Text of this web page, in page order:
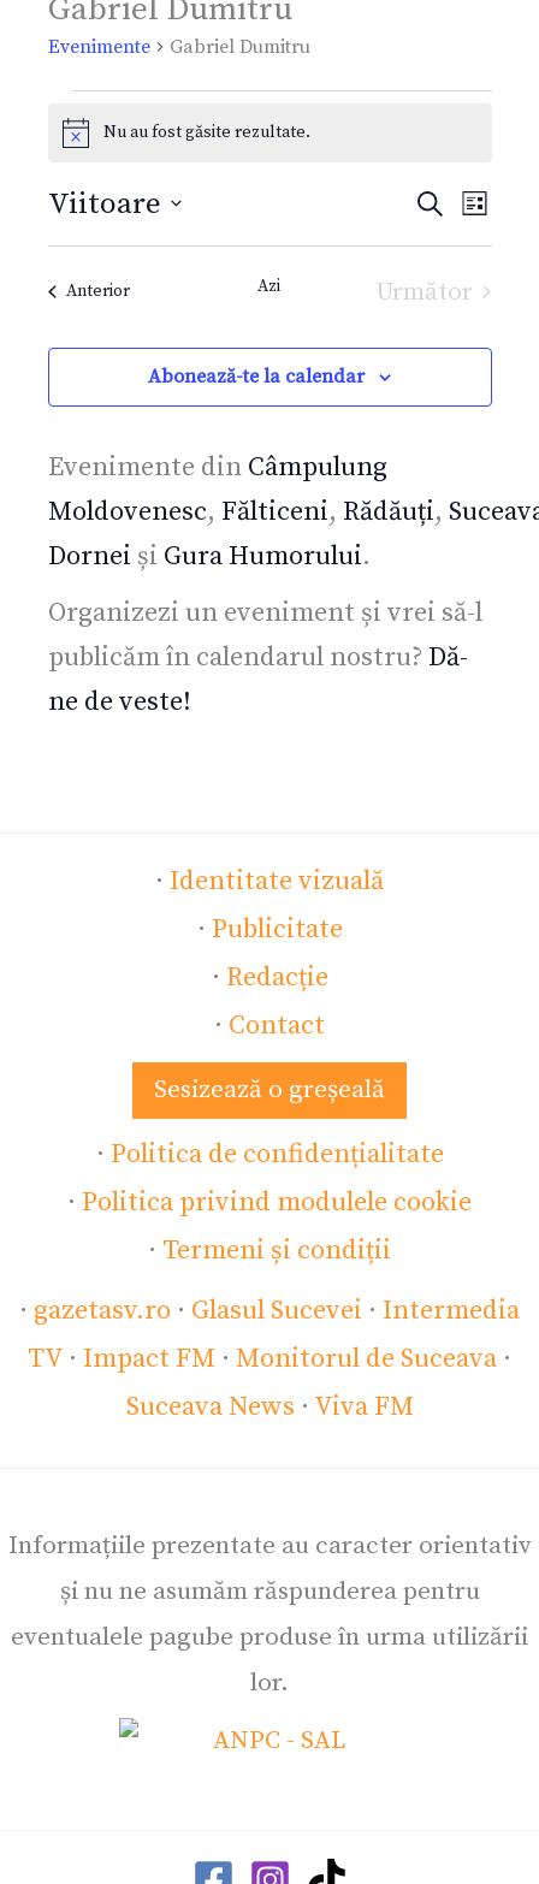
Gabriel Dumitru
Evenimente Gabriel Dumitru
Evenimente
NotificareNu au fost găsite rezultate.
Navigare
în
vizualizări
și
căutare
Caută
în
Listă
Viitoare
Selectează
data.
AnteriorEvenimente Azi
Următor
Abonează-te la calendar
Evenimente din Câmpulung
Moldovenesc, Fălticeni, Rădăuți,
Dornei și Gura Humorului.
Organizezi un eveniment și vrei să-l
publicăm în calendarul nostru? Dă-
ne de veste!
· Identitate vizuală
· Publicitate
· Redacție
· Contact
Sesizează o greșeală
· Politica de confidențialitate
· Politica privind modulele cookie
· Termeni și condiții
· gazetasv.ro · Glasul Sucevei · Intermedia
TV · Impact FM · Monitorul de Suceava ·
Suceava News · Viva FM
Informațiile prezentate au caracter orientativ
și nu ne asumăm răspunderea pentru
eventualele pagube produse în urma utilizării
lor.